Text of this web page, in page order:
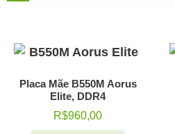
Placa Mãe B550M Aorus
Elite, DDR4
R$960,00